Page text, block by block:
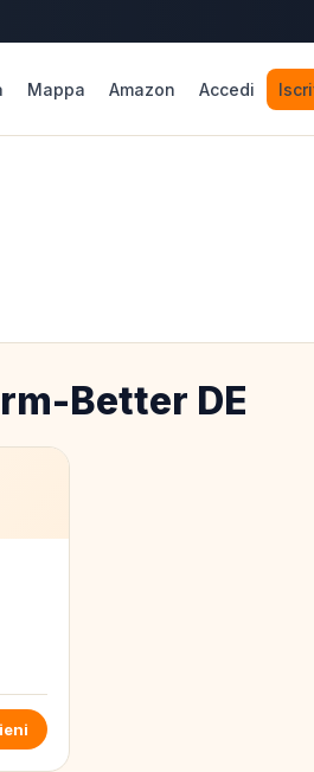
Mappa Amazon Accedi
Better DE